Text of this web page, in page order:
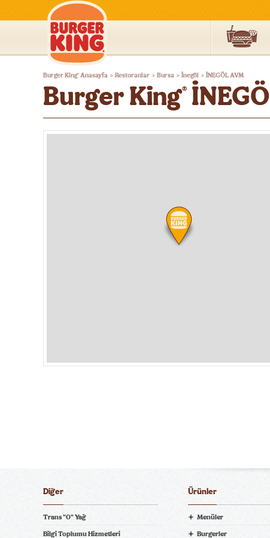
Burger
Türkiye
Burger King® Anasayfa > Restoranlar > Bursa > İnegöl > İNEGÖL AVM
Burger King®
Ürünler
Menüler
Burgerler
Diğer
Trans "0" Yağ
Bilgi Toplumu Hizmetleri